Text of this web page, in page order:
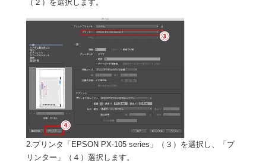
（２）を選択します。
2.プリンタ「EPSON PX-105 series」（３）を選択し、「プ
リンター」（４）選択します。